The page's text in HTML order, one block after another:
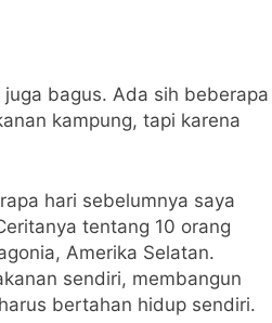
bagus. Ada sih beberapa
kampung, tapi karena
hari sebelumnya saya
tentang 10 orang
Amerika Selatan.
sendiri, membangun
bertahan hidup sendiri.